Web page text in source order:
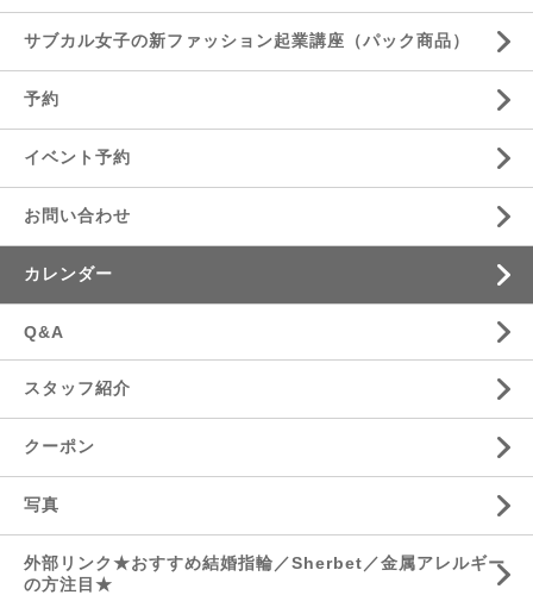
サブカル女子の新ファッション起業講座（パック商品）
予約
イベント予約
お問い合わせ
カレンダー
Q&A
スタッフ紹介
クーポン
写真
外部リンク★おすすめ結婚指輪／Sherbet／金属アレルギー
の方注目★